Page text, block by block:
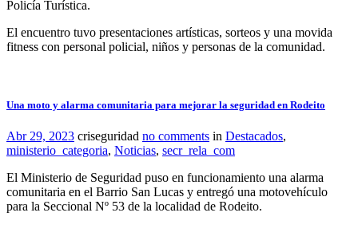
Policía Turística.
El encuentro tuvo presentaciones artísticas, sorteos y una movida
fitness con personal policial, niños y personas de la comunidad.
Una moto y alarma comunitaria para mejorar la seguridad en Rodeito
Abr 29, 2023 criseguridad no comments in Destacados,
ministerio_categoria, Noticias, secr_rela_com
El Ministerio de Seguridad puso en funcionamiento una alarma
comunitaria en el Barrio San Lucas y entregó una motovehículo
para la Seccional Nº 53 de la localidad de Rodeito.